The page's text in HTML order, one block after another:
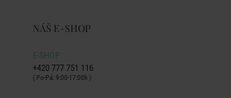
NÁŠ E-SHOP
E-SHOP
+420 777 751 116
( Po-Pá: 9:00-17:00h )